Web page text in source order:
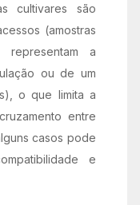
cultivares são
(amostras
a
ou de um
o que limita a
entre
casos pode
e